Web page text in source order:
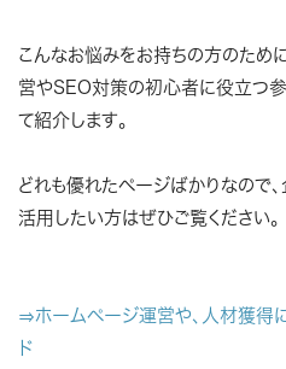
こんなお悩みをお持ちの方のため
営やSEO対策の初心者に役立つ
て紹介します。
どれも優れたページばかりなので
活用したい方はぜひご覧ください。
⇒ホームページ運営や、人材獲得
ド